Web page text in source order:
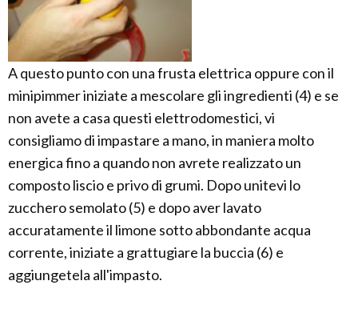
A questo punto con una frusta elettrica oppure con il
minipimmer iniziate a mescolare gli ingredienti (4) e se
non avete a casa questi elettrodomestici, vi
consigliamo di impastare a mano, in maniera molto
energica fino a quando non avrete realizzato un
composto liscio e privo di grumi. Dopo unitevi lo
zucchero semolato (5) e dopo aver lavato
accuratamente il limone sotto abbondante acqua
corrente, iniziate a grattugiare la buccia (6) e
aggiungetela all'impasto.